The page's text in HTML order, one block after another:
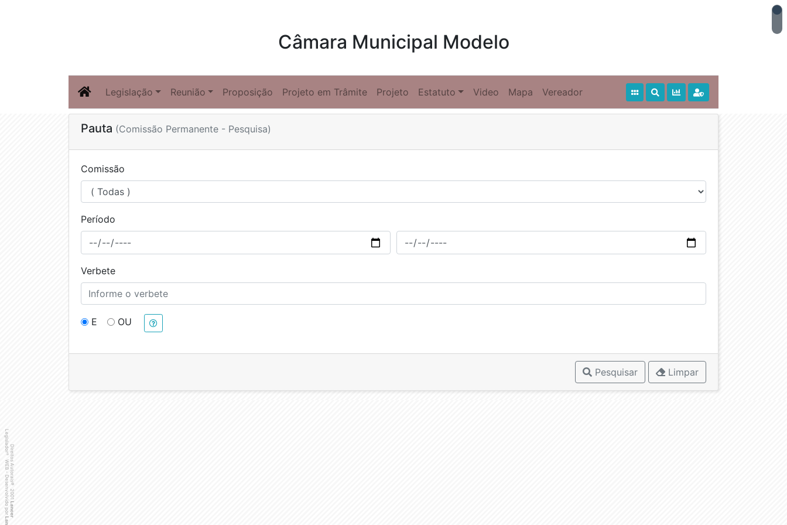
Câmara Municipal Modelo
Legislação Reunião Proposição Projeto em Trâmite Projeto Estatuto Video Mapa Vereador
Pauta (Comissão Permanente - Pesquisa)
Comissão
Período
Verbete
E OU
Pesquisar Limpar
Direitos Autorais
©
2001
Lancer
Legislador
®
WEB - Desenvolvido por